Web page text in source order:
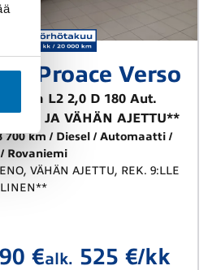
Proace Verso
L2 2,0 D 180 Aut.
JA VÄHÄN AJETTU**
700 km Diesel
Automaatti
Rovaniemi
VÄHÄN AJETTU, REK. 9:LLE
€alk. 525 €/kk